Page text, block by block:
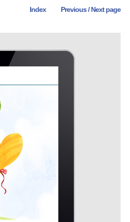
Index Previous /Next page